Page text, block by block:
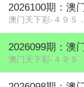
2026100期：澳
澳门天下彩-４９Ｓ
2026099期：澳
澳门天下彩-４９Ｓ